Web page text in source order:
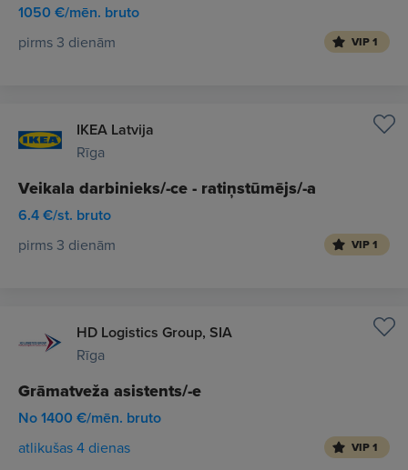
1050 €/mēn. bruto
pirms 3 dienām VIP 1
IKEA Latvija
Rīga
Veikala darbinieks/-ce - ratiņstūmējs/-a
6.4 €/st. bruto
pirms 3 dienām VIP 1
HD Logistics Group, SIA
Rīga
Grāmatveža asistents/-e
No 1400 €/mēn. bruto
atlikušas 4 dienas VIP 1